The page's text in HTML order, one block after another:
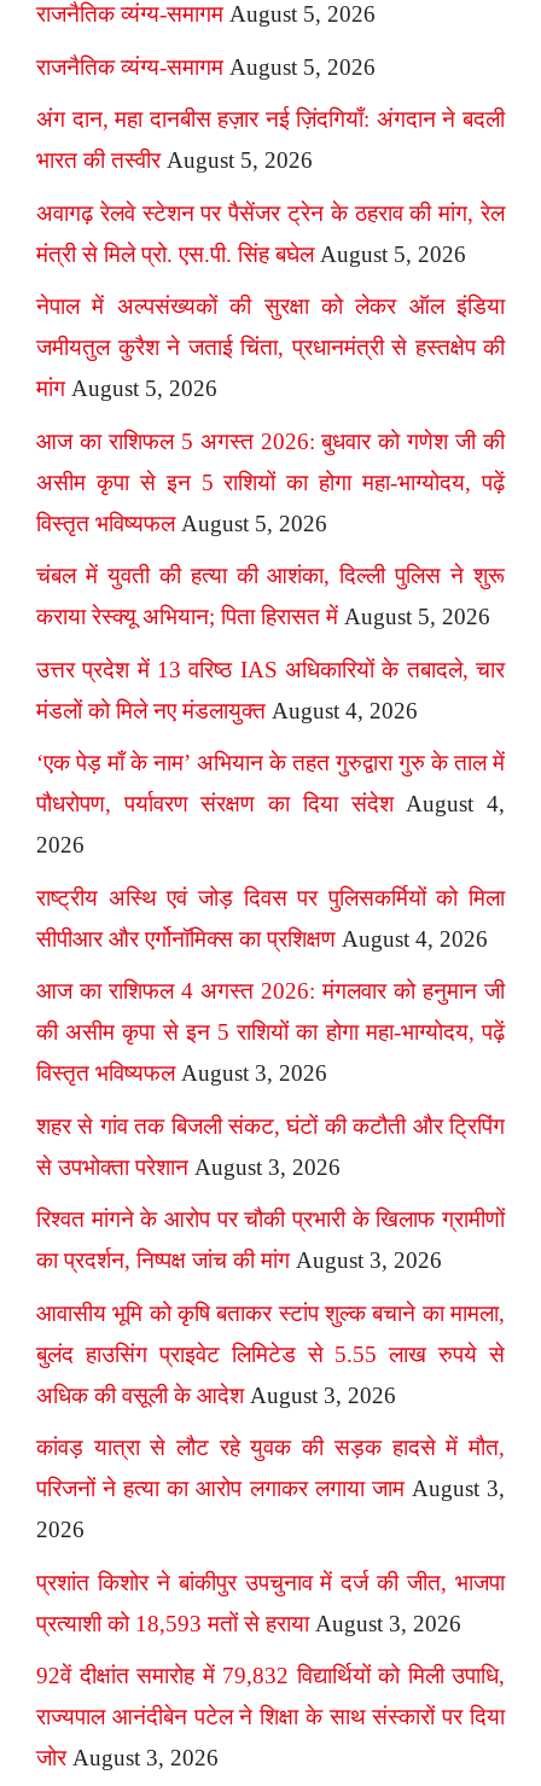
राजनैतिक व्यंग्य-समागम August 5, 2026
राजनैतिक व्यंग्य-समागम August 5, 2026
अंग दान, महा दानबीस हज़ार नई ज़िंदगियाँ: अंगदान ने बदली
भारत की तस्वीर August 5, 2026
अवागढ़ रेलवे स्टेशन पर पैसेंजर ट्रेन के ठहराव की मांग, रेल
मंत्री से मिले प्रो. एस.पी. सिंह बघेल August 5, 2026
नेपाल में अल्पसंख्यकों की सुरक्षा को लेकर ऑल इंडिया
जमीयतुल कुरैश ने जताई चिंता, प्रधानमंत्री से हस्तक्षेप की
मांग August 5, 2026
आज का राशिफल 5 अगस्त 2026: बुधवार को गणेश जी की
असीम कृपा से इन 5 राशियों का होगा महा-भाग्योदय, पढ़ें
विस्तृत भविष्यफल August 5, 2026
चंबल में युवती की हत्या की आशंका, दिल्ली पुलिस ने शुरू
कराया रेस्क्यू अभियान; पिता हिरासत में August 5, 2026
उत्तर प्रदेश में 13 वरिष्ठ IAS अधिकारियों के तबादले, चार
मंडलों को मिले नए मंडलायुक्त August 4, 2026
‘एक पेड़ माँ के नाम’ अभियान के तहत गुरुद्वारा गुरु के ताल में
पौधरोपण, पर्यावरण संरक्षण का दिया संदेश August 4,
2026
राष्ट्रीय अस्थि एवं जोड़ दिवस पर पुलिसकर्मियों को मिला
सीपीआर और एर्गोनॉमिक्स का प्रशिक्षण August 4, 2026
आज का राशिफल 4 अगस्त 2026: मंगलवार को हनुमान जी
की असीम कृपा से इन 5 राशियों का होगा महा-भाग्योदय, पढ़ें
विस्तृत भविष्यफल August 3, 2026
शहर से गांव तक बिजली संकट, घंटों की कटौती और ट्रिपिंग
से उपभोक्ता परेशान August 3, 2026
रिश्वत मांगने के आरोप पर चौकी प्रभारी के खिलाफ ग्रामीणों
का प्रदर्शन, निष्पक्ष जांच की मांग August 3, 2026
आवासीय भूमि को कृषि बताकर स्टांप शुल्क बचाने का मामला,
बुलंद हाउसिंग प्राइवेट लिमिटेड से 5.55 लाख रुपये से
अधिक की वसूली के आदेश August 3, 2026
कांवड़ यात्रा से लौट रहे युवक की सड़क हादसे में मौत,
परिजनों ने हत्या का आरोप लगाकर लगाया जाम August 3,
2026
प्रशांत किशोर ने बांकीपुर उपचुनाव में दर्ज की जीत, भाजपा
प्रत्याशी को 18,593 मतों से हराया August 3, 2026
92वें दीक्षांत समारोह में 79,832 विद्यार्थियों को मिली उपाधि,
राज्यपाल आनंदीबेन पटेल ने शिक्षा के साथ संस्कारों पर दिया
जोर August 3, 2026